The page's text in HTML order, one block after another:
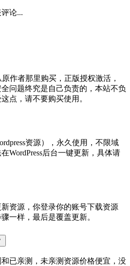
论...
作者那里购买，正版授权激活，
问题终究是自己负责的，本站不负
点，请不要购买使用。
资源），永久使用，不限域
WordPress后台一键更新，具体请
资源，你登录你的账号下载资源
一样，最后是覆盖更新。
已亲测，未亲测资源价格便宜，没